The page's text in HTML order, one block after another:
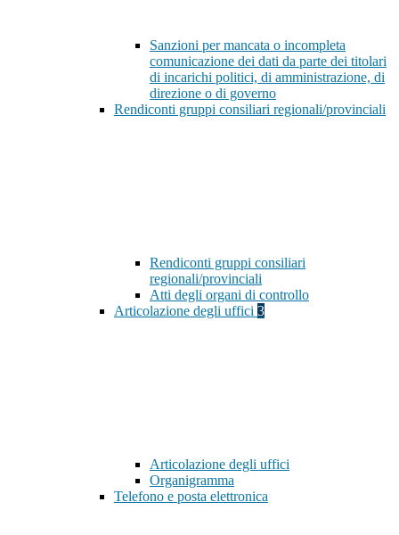
Sanzioni per mancata o incompleta
comunicazione dei dati da parte dei titolari
di incarichi politici, di amministrazione, di
direzione o di governo
Rendiconti gruppi consiliari regionali/provinciali
Rendiconti gruppi consiliari
regionali/provinciali
Atti degli organi di controllo
Articolazione degli uffici 3
Articolazione degli uffici
Organigramma
Telefono e posta elettronica